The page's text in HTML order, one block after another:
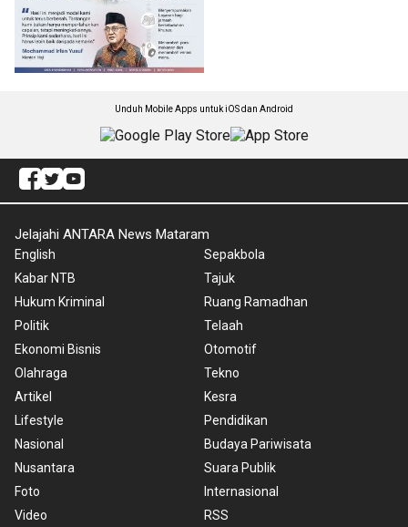
Unduh Mobile Apps untuk iOS dan Android
Jelajahi ANTARA News Mataram
English
Kabar NTB
Hukum Kriminal
Politik
Ekonomi Bisnis
Olahraga
Artikel
Lifestyle
Nasional
Nusantara
Foto
Video
Sepakbola
Tajuk
Ruang Ramadhan
Telaah
Otomotif
Tekno
Kesra
Pendidikan
Budaya Pariwisata
Suara Publik
Internasional
RSS